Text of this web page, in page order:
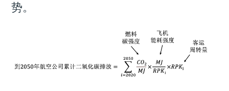
势。